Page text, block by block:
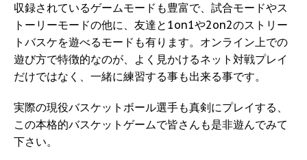
収録されているゲームモードも豊富で、試合モードやス
トーリーモードの他に、友達と1on1や2on2のストリー
トバスケを遊べるモードも有ります。オンライン上での
遊び方で特徴的なのが、よく見かけるネット対戦プレイ
だけではなく、一緒に練習する事も出来る事です。
実際の現役バスケットボール選手も真剣にプレイする、
この本格的バスケットゲームで皆さんも是非遊んでみて
下さい。